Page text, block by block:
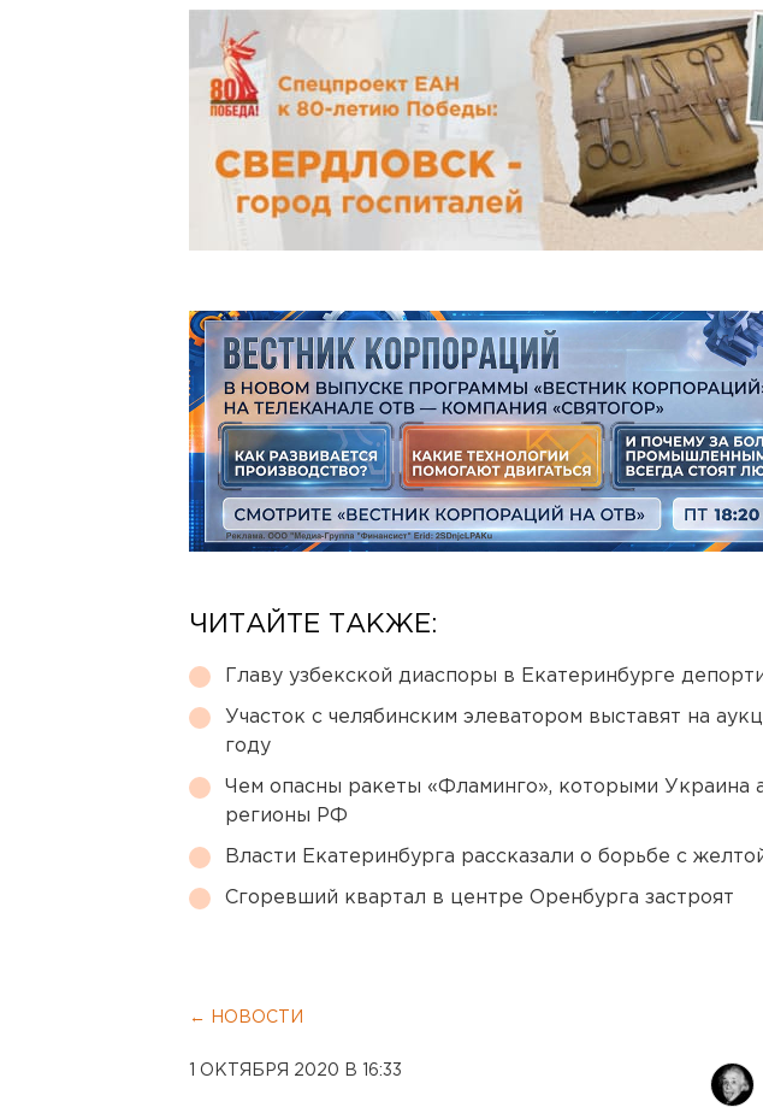
ЧИТАЙТЕ ТАКЖЕ:
Главу узбекской диаспоры в Екатеринбурге
Участок с челябинским элеватором выставят на
году
Чем опасны ракеты «Фламинго», которыми Украина
регионы РФ
Власти Екатеринбурга рассказали о борьбе с
Сгоревший квартал в центре Оренбурга застроят
← НОВОСТИ
1 ОКТЯБРЯ 2020 В 16:33